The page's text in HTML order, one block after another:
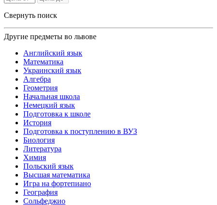
Свернуть поиск
Другие предметы во львове
Английский язык
Математика
Украинский язык
Алгебра
Геометрия
Начальная школа
Немецкий язык
Подготовка к школе
История
Подготовка к поступлению в ВУЗ
Биология
Литература
Химия
Польский язык
Высшая математика
Игра на фортепиано
География
Сольфеджио